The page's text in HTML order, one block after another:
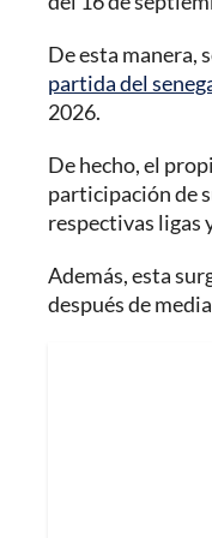
De esta manera,
partida del
2026.
De hecho, el
participación de
respectivas ligas
Además, esta
después de